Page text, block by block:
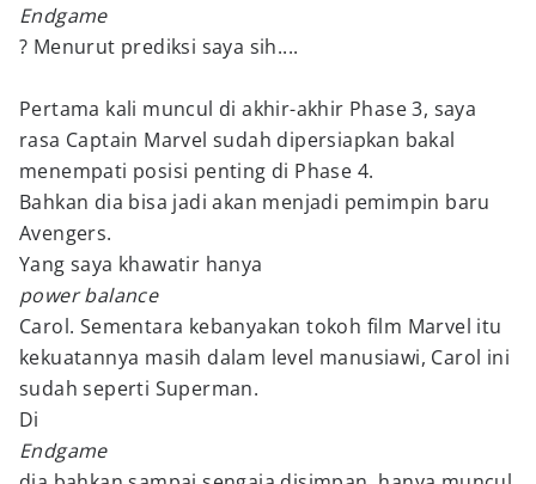
Endgame
? Menurut prediksi saya sih....
Pertama kali muncul di akhir-akhir Phase 3, saya
rasa Captain Marvel sudah dipersiapkan bakal
menempati posisi penting di Phase 4.
Bahkan dia bisa jadi akan menjadi pemimpin baru
Avengers.
Yang saya khawatir hanya
power balance
Carol. Sementara kebanyakan tokoh film Marvel itu
kekuatannya masih dalam level manusiawi, Carol ini
sudah seperti Superman.
Di
Endgame